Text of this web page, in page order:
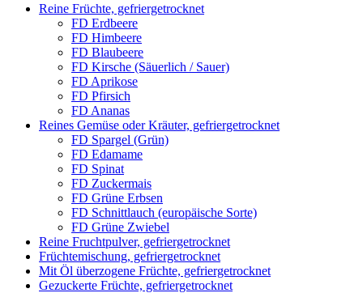
Reine Früchte, gefriergetrocknet
FD Erdbeere
FD Himbeere
FD Blaubeere
FD Kirsche (Säuerlich / Sauer)
FD Aprikose
FD Pfirsich
FD Ananas
Reines Gemüse oder Kräuter, gefriergetrocknet
FD Spargel (Grün)
FD Edamame
FD Spinat
FD Zuckermais
FD Grüne Erbsen
FD Schnittlauch (europäische Sorte)
FD Grüne Zwiebel
Reine Fruchtpulver, gefriergetrocknet
Früchtemischung, gefriergetrocknet
Mit Öl überzogene Früchte, gefriergetrocknet
Gezuckerte Früchte, gefriergetrocknet